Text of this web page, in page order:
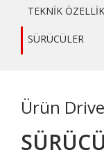
TEKNİK
SÜRÜCÜLER
Ürün